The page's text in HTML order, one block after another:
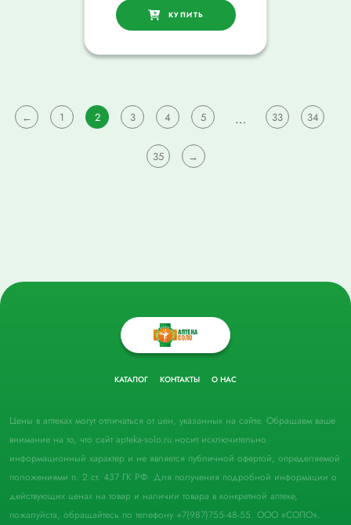
КУПИТЬ
← 1 2 3 4 5 … 33 34
35 →
КАТАЛОГ КОНТАКТЫ О НАС
Цены в аптеках могут отличаться от цен, указанных на сайте. Обращаем ваше
внимание на то, что сайт apteka-solo.ru носит исключительно
информационный характер и не является публичной офертой, определяемой
положениями п. 2 ст. 437 ГК РФ. Для получения подробной информации о
действующих ценах на товар и наличии товара в конкретной аптеке,
пожалуйста, обращайтесь по телефону +7(987)755-48-55. ООО «СОЛО».